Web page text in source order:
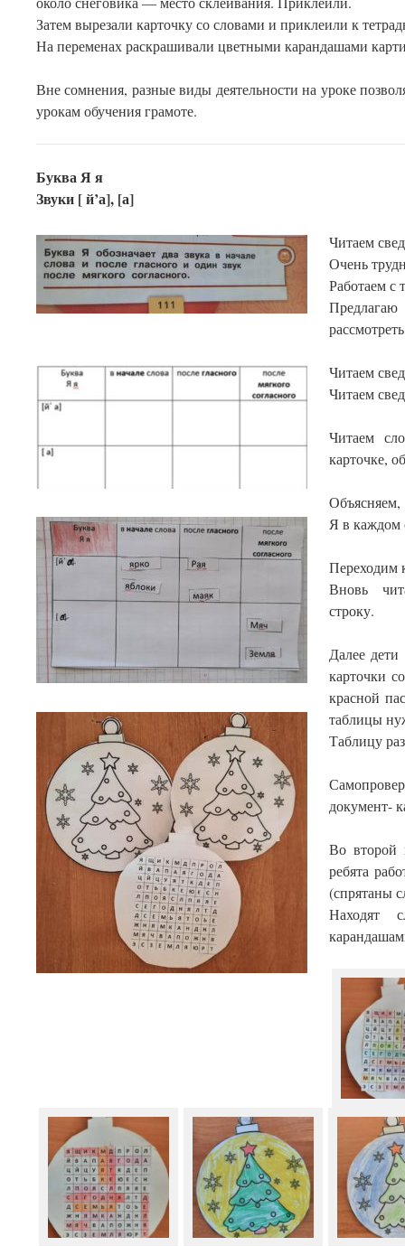
Затем вырезали карточку со словами и приклеили к
На переменах раскрашивали цветными карандашами
Вне сомнения, разные виды деятельности на уроке
урокам обучения грамоте.
Буква Я я
Звуки [ й’а], [а]
Читаем
Очень
Работаем
Читаем
Читаем
Читаем
карточке,
Объясняем,
Я в каждом
Переходим
Вновь
строку.
Далее
карточки
красной
таблицы
Таблицу
документ-
Во второй
ребята
(спрятаны
Находят